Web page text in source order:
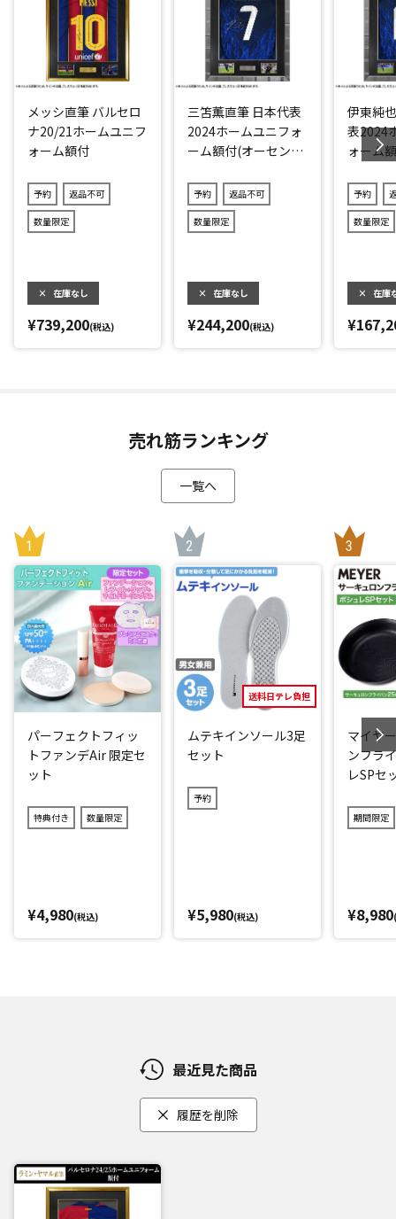
＼さらに、ラミン・ヤマル選手の名場面を捉えた写真2枚／
伝統の一戦エル・クラシコにて17歳の若さでゴールを決めた
ラミン・ヤマル選手を捉えた1枚と、欧州カップ戦で得意技で
ある利き足のアウトサイドでクロスを上げるモーションに入
「史上最年少得点記録」を更新しました。
※本人による直筆のため、サインの位置、形、大きさに個体
差があります。
ザ・ダグアウトの証明書と個体管理
専門ブランドで、主に世界で活躍する選手の直筆サイン入り
ユニフォームやアート作品などを企画し販売しています。
取り扱う一点一点のサインはすべて個別でデータベースに登
録されており、証明書に記載されている「TD」から始まる商
【ラミン・ヤマル】
ラミン・ヤマルは2023年4月29日バルセロナのトップチーム
当時15歳9か月16日でクラブ史上最年少選手になったバルセ
その後もラミン・ヤマルは、数々の最年少記録を塗り替えま
す。
・UEFAチャンピオンズリーグ最年少先発記録(16歳83日)
・エル・クラシコの最年少出場記録(16歳107日)
・バルセロナ公式戦50試合出場最年少記録(16歳310日)
中でも、2023年9月8日に行われたEURO 2024予選のジョージ
ア戦(アウェイで7-1の圧勝)では、16歳57日でスペイン代表
(ラ・ロハ)デビュー。同代表の史上最年少出場記録となりまし
た。
それだけにはとどまらず、この試合の大勝を締めくくるゴー
ルを決めて代表チームの史上最年少得点記録も達成しまし
た。
*1：予定販売数に達し次第、販売終了となります。
メッシ直筆 バルセロ
ナ20/21ホームユニフ
ォーム額付
予約 返品不可
数量限定
× 在庫なし
¥739,200(税込)
三笘薫直筆 日本代表
2024ホームユニフォ
ーム額付(オーセンテ
予約 返品不可
数量限定
× 在庫なし
¥244,200(税込)
伊東純
表2024
ォーム
予約
数量限定
× 在庫
売れ筋ランキング
一覧へ
パーフェクトフィッ
トファンデAir 限定セ
ット
特典付き 数量限定
¥4,980(税込)
送料日テレ負担
ムテキインソール3足
セット
予約
¥5,980(税込)
マイヤ
ンフラ
レSPセ
期間限定
¥8,980
最近見た商品
履歴を削除